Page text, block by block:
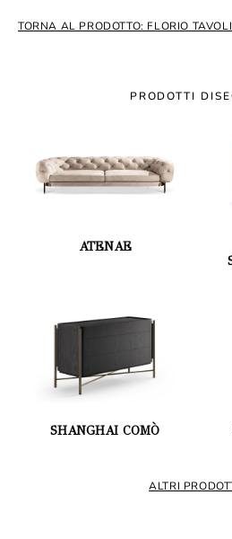
TORNA AL PRODOTTO: FLORIO
PRODOTTI
ATENAE
SHANGHAI COMÒ
ALTRI